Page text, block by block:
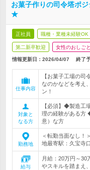
お菓子作りの司令塔ポ
★
正社員 職種・業種未経験OK
第二新卒歓迎 女性のおしご
情報更新日：2026/04/07 終了
仕事内容
【お菓子工場の司
なのかなどを考え
ン！
対象と
なる方
【必須】◆製造工
理の経験がある方
意）な方
勤務地
＜転勤当面なし！
地最寄駅：久宝寺
給与
月給：20万円～
やスキルを踏まえ